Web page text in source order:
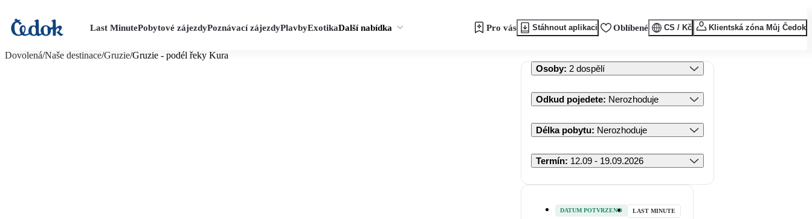
Last MinutePobytové zájezdyPoznávací zájezdyPlavbyExotikaDalší nabídka Pro vás Stáhnout aplikaci Oblíbené CS / Kč Klientská zóna Můj Čedok
Dovolená/Naše destinace/Gruzie/Gruzie - podél řeky Kura
Osoby: 2 dospělí
Odkud pojedete: Nerozhoduje
Délka pobytu: Nerozhoduje
Termín: 12.09 - 19.09.2026
DATUM POTVRZENO LAST MINUTE